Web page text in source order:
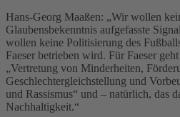
Hans-Georg Maaßen: „Wir wollen
Glaubensbekenntnis aufgefasste
wollen keine Politisierung des
Faeser betrieben wird. Für Faeser
„Vertretung von Minderheiten,
Geschlechtergleichstellung und
und Rassismus“ und – natürlich, das
Nachhaltigkeit.“